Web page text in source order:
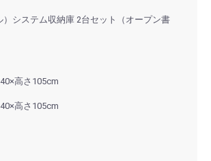
）システム収納庫 2台セット（オープン書
高さ105cm
高さ105cm